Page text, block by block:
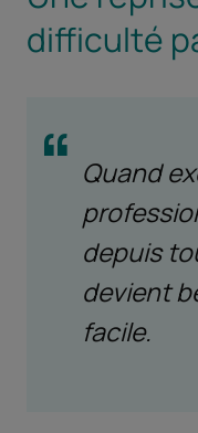
difficulté
Quand
depuis
devient
facile.